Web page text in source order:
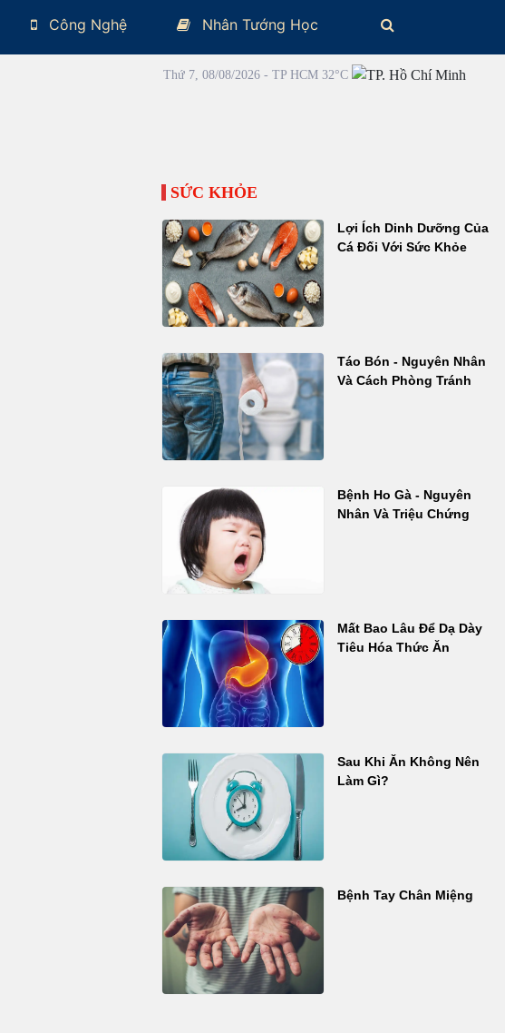
Công Nghệ Nhân Tướng Học
Thứ 7, 08/08/2026 - TP HCM 32°C
SỨC KHỎE
Lợi Ích Dinh Dưỡng Của
Cá Đối Với Sức Khỏe
Táo Bón - Nguyên Nhân
Và Cách Phòng Tránh
Bệnh Ho Gà - Nguyên
Nhân Và Triệu Chứng
Mất Bao Lâu Để Dạ Dày
Tiêu Hóa Thức Ăn
Sau Khi Ăn Không Nên
Làm Gì?
Bệnh Tay Chân Miệng